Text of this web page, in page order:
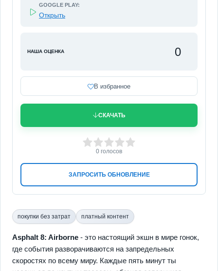
GOOGLE PLAY:
Открыть
НАША ОЦЕНКА 0
В избранное
СКАЧАТЬ
ЗАПРОСИТЬ ОБНОВЛЕНИЕ
3 4 5
0 голосов
покупки без затрат платный контент
Asphalt 8: Airborne - это настоящий экшн в мире гонок,
где события разворачиваются на запредельных
скоростях по всему миру. Каждые пять минут ты